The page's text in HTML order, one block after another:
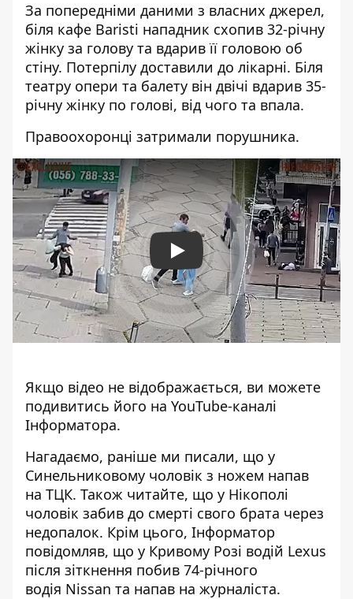
За попередніми даними з власних джерел,
біля кафе Baristi нападник схопив 32-річну
жінку за голову та вдарив її головою об
стіну. Потерпілу доставили до лікарні. Біля
театру опери та балету він двічі вдарив 35-
річну жінку по голові, від чого та впала.
Правоохоронці затримали порушника.
Play
Якщо відео не відображається, ви можете
подивитись його на YouTube-каналі
Інформатора.
Нагадаємо, раніше ми писали, що у
Синельниковому чоловік з ножем напав
на ТЦК. Також читайте, що у Нікополі
чоловік забив до смерті свого брата через
недопалок. Крім цього, Інформатор
повідомляв, що у Кривому Розі водій Lexus
після зіткнення побив 74-річного
водія Nissan та напав на журналіста.